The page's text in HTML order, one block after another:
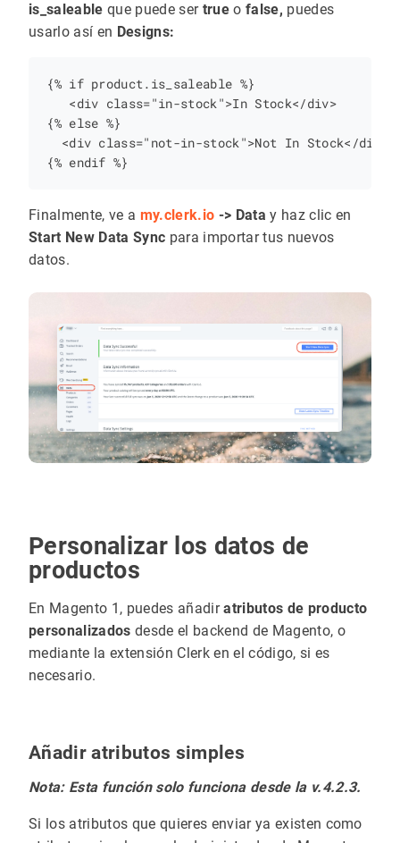
is_saleable que puede ser trueo false, puedes
usarlo así en Designs:
{% if product.is_saleable %}
   <div class="in-stock">In Stock</div>
{% else %}
  <div class="not-in-stock">Not In Stock</div>
Finalmente, ve a my.clerk.io -> Data y haz clic en
Start New Data Sync para importar tus nuevos
datos.
Personalizar los datos de
productos
En Magento 1, puedes añadiratributos de producto
personalizados desde el backend de Magento, o
mediante la extensión Clerk en el código, si es
necesario.
Añadir atributos simples
Nota: Esta función solo funciona desde la v.4.2.3.
Si los atributos que quieres enviar ya existen como